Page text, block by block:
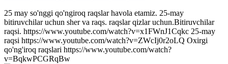
25 may so'nggi qo'ngiroq raqslar havola etamiz. 25-may
bitiruvchilar uchun sher va raqs. raqslar qizlar uchun.Bitiruvchilar
raqsi. https://www.youtube.com/watch?v=x1FWnJ1Cqkc 25-may
raqsi https://www.youtube.com/watch?v=ZWcIj0r2oLQ Oxirgi
qo'ng'iroq raqslari https://www.youtube.com/watch?
v=BqkwPCGRqBw